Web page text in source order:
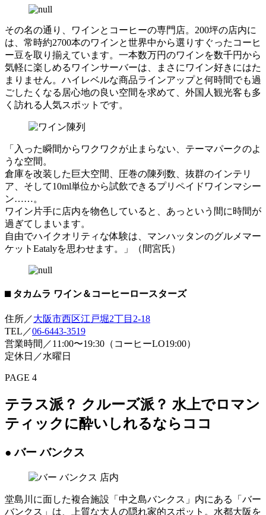
その名の通り、ワインとコーヒーの専門店。200坪の店内に
は、常時約2700本のワインと世界中から選りすぐったコーヒ
ー豆を取り揃えています。一本数万円のワインを数千円から
気軽に楽しめるワインサーバーは、まさにワイン好きにはた
まりません。ハイレベルな商品ラインアップと何時間でも過
ごしたくなる居心地の良い空間を求めて、外国人観光客も多
く訪れる人気スポットです。
「入った瞬間からワクワクが止まらない、テーマパークのよ
うな空間。
倉庫を改装した巨大空間、圧巻の陳列数、抜群のインテリ
ア、そして10ml単位から試飲できるプリペイドワインマシー
ン……。
ワイン片手に店内を物色していると、あっという間に時間が
過ぎてしまいます。
自由でハイクオリティな体験は、マンハッタンのグルメマー
ケットEatalyを思わせます。」（間宮氏）
⬛︎ タカムラ ワイン＆コーヒーロースターズ
住所／大阪市西区江戸堀2丁目2-18
TEL／06-6443-3519
営業時間／11:00〜19:30（コーヒーLO19:00）
定休日／水曜日
PAGE 4
テラス派？ クルーズ派？ 水上でロマン
ティックに酔いしれるならココ
● バー バンクス
堂島川に面した複合施設「中之島バンクス」内にある「バー
バンクス」は、上質な大人の隠れ家的スポット。水都大阪を